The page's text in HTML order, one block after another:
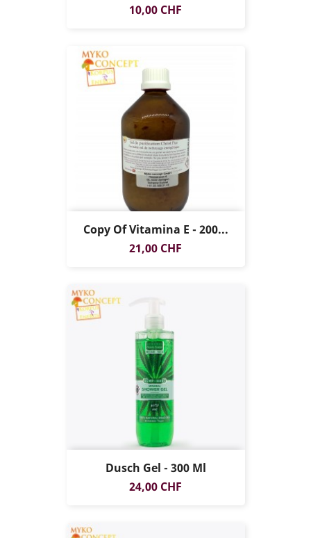
Prezzo
10,00 CHF
Copy Of Vitamina E - 200...
Prezzo
21,00 CHF
Dusch Gel - 300 Ml
Prezzo
24,00 CHF